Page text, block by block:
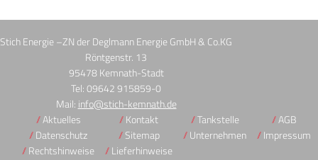
Stich Energie –ZN der Deglmann Energie GmbH & Co.KG
Röntgenstr. 13
95478 Kemnath-Stadt
Tel: 09642 915859-0
Mail: info@stich-kemnath.de
Aktuelles
Datenschutz
Rechtshinweise
Kontakt
Sitemap
Lieferhinweise
Tankstelle
Unternehmen
AGB
Impressum